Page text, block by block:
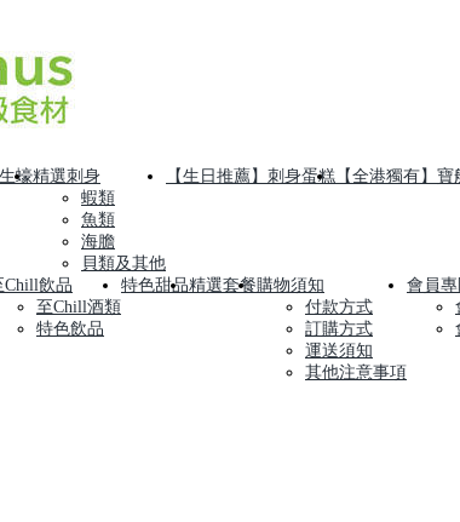
蠔精選刺身
蝦類
魚類
海膽
貝類及其他
【生日推薦】刺身蛋糕 【全港獨有】寶
Chill飲品
至Chill酒類
特色飲品
特色甜品精選套餐購物須知
付款方式
訂購方式
運送須知
其他注意事項
會員專